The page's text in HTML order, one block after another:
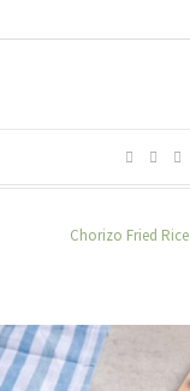
Chorizo Fried Rice